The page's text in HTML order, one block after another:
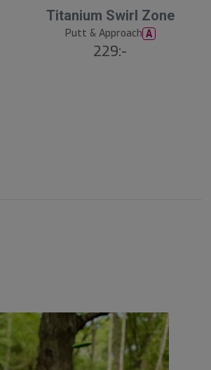
Titanium Swirl Zone
Putt & Approach A
229:-